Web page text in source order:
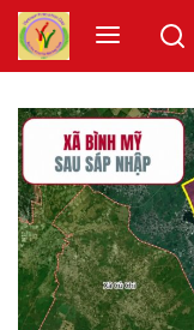
Skip
content
Menu